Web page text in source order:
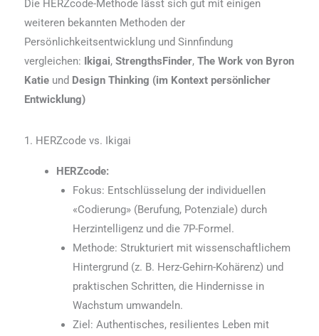
Die HERZcode-Methode lässt sich gut mit einigen
weiteren bekannten Methoden der
Persönlichkeitsentwicklung und Sinnfindung
vergleichen: Ikigai, StrengthsFinder, The Work von Byron
Katie und Design Thinking (im Kontext persönlicher
Entwicklung)
1. HERZcode vs. Ikigai
HERZcode:
Fokus: Entschlüsselung der individuellen
«Codierung» (Berufung, Potenziale) durch
Herzintelligenz und die 7P-Formel.
Methode: Strukturiert mit wissenschaftlichem
Hintergrund (z. B. Herz-Gehirn-Kohärenz) und
praktischen Schritten, die Hindernisse in
Wachstum umwandeln.
Ziel: Authentisches, resilientes Leben mit